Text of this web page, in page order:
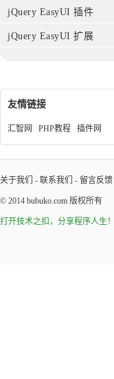
jQuery EasyUI 插件
jQuery EasyUI 扩展
友情链接
汇智网 PHP教程 插件网
关于我们 - 联系我们 - 留言反馈
© 2014 bubuko.com 版权所有
打开技术之扣，分享程序人生！